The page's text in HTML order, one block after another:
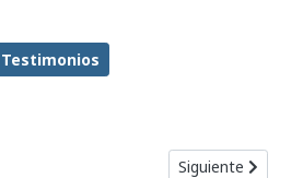
Testimonios
del Sol Espacios Guillermo
Artículo
Siguiente